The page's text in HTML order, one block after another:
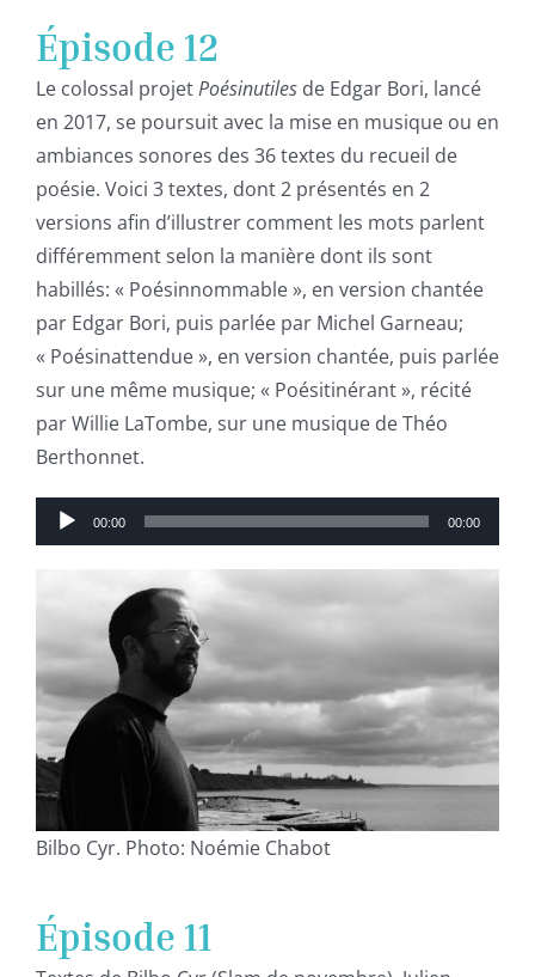
Épisode 12
Le colossal projetPoésinutilesde Edgar Bori, lancé
en 2017, se poursuit avec la mise en musique ou en
ambiances sonores des 36 textes du recueil de
poésie. Voici 3 textes, dont 2 présentés en 2
versions afin d’illustrer comment les mots parlent
différemment selon la manière dont ils sont
habillés: « Poésinnommable », en version chantée
par Edgar Bori, puis parlée par Michel Garneau;
« Poésinattendue », en version chantée, puis parlée
sur une même musique; « Poésitinérant », récité
par Willie LaTombe, sur une musique de Théo
Berthonnet.
Lecteur
audio
00:00 00:00
Bilbo Cyr. Photo: Noémie Chabot
Épisode 11